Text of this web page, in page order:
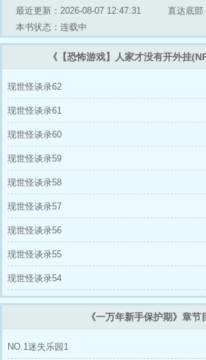
最近更新：2026-08-07 12:47:31 直达底部
本书状态：连载中
《【恐怖游戏】人家才没有开外挂
现世怪谈录62
现世怪谈录61
现世怪谈录60
现世怪谈录59
现世怪谈录58
现世怪谈录57
现世怪谈录56
现世怪谈录55
现世怪谈录54
《一万年新手保护期》章节
NO.1迷失乐园1